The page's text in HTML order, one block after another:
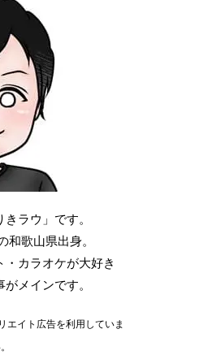
ラウ」です。
和歌山県出身。
カラオケが大好き
メインです。
エイト広告を利用していま